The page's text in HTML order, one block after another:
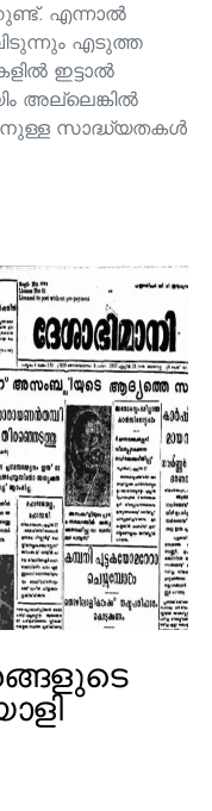
എന്നാൽ
എടുത്ത
ഇട്ടാൽ
അല്ലെങ്കിൽ
സാദ്ധ്യതകൾ